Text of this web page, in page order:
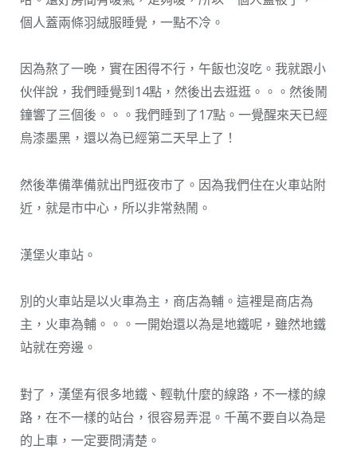
個人蓋兩條羽絨服睡覺，一點不冷。
因為熬了一晚，實在困得不行，午飯也沒吃。我就跟小
伙伴說，我們睡覺到14點，然後出去逛逛。。。然後鬧
鐘響了三個後。。。我們睡到了17點。一覺醒來天已經
烏漆墨黑，還以為已經第二天早上了！
然後準備準備就出門逛夜市了。因為我們住在火車站附
近，就是市中心，所以非常熱鬧。
漢堡火車站。
別的火車站是以火車為主，商店為輔。這裡是商店為
主，火車為輔。。。一開始還以為是地鐵呢，雖然地鐵
站就在旁邊。
對了，漢堡有很多地鐵、輕軌什麼的線路，不一樣的線
路，在不一樣的站台，很容易弄混。千萬不要自以為是
的上車，一定要問清楚。